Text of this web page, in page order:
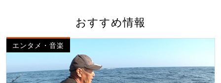
おすすめ情報
エンタメ・音楽